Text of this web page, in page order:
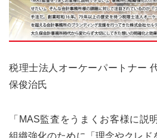
税理士法人オーケーパートナー
保俊治氏
「MAS監査をうまくお客様に説
組織強化のために「理念やクレド